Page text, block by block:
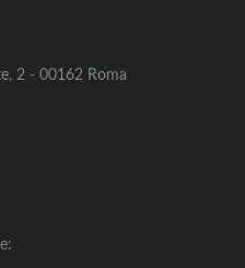
2 - 00162 Roma